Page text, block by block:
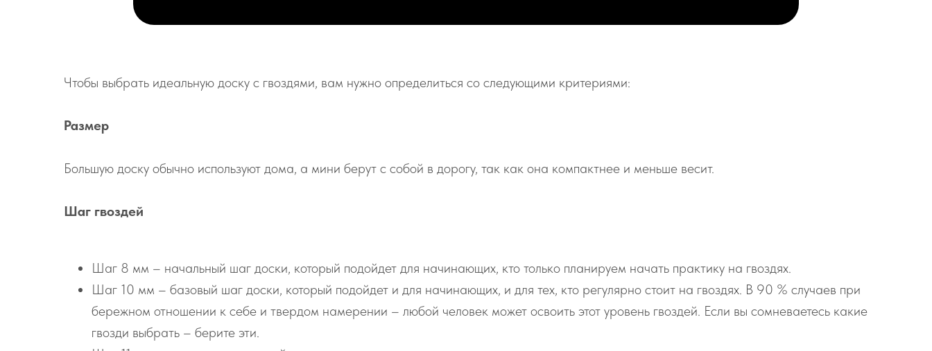
Чтобы выбрать идеальную доску с гвоздями, вам нужно определиться со следующими критериями:
Размер
Большую доску обычно используют дома, а мини берут с собой в дорогу, так как она компактнее и меньше весит.
Шаг гвоздей
Шаг 8 мм – начальный шаг доски, который подойдет для начинающих, кто только планируем начать практику на гвоздях.
Шаг 10 мм – базовый шаг доски, который подойдет и для начинающих, и для тех, кто регулярно стоит на гвоздях. В 90 % случаев при
бережном отношении к себе и твердом намерении – любой человек может освоить этот уровень гвоздей. Если вы сомневаетесь какие
гвозди выбрать – берите эти.